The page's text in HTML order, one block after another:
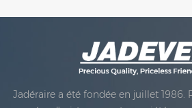
Jadéraire a été fondée en juillet 1986.